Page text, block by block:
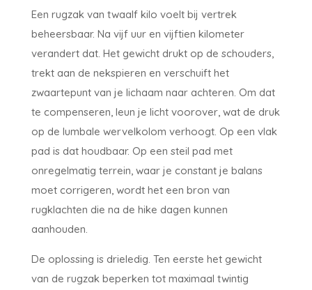
Een rugzak van twaalf kilo voelt bij vertrek
beheersbaar. Na vijf uur en vijftien kilometer
verandert dat. Het gewicht drukt op de schouders,
trekt aan de nekspieren en verschuift het
zwaartepunt van je lichaam naar achteren. Om dat
te compenseren, leun je licht voorover, wat de druk
op de lumbale wervelkolom verhoogt. Op een vlak
pad is dat houdbaar. Op een steil pad met
onregelmatig terrein, waar je constant je balans
moet corrigeren, wordt het een bron van
rugklachten die na de hike dagen kunnen
aanhouden.
De oplossing is drieledig. Ten eerste het gewicht
van de rugzak beperken tot maximaal twintig